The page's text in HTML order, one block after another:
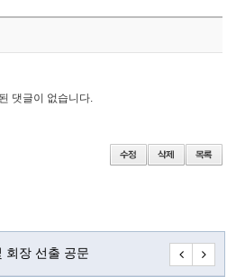
댓글이 없습니다.
회장 선출 공문 초대합니